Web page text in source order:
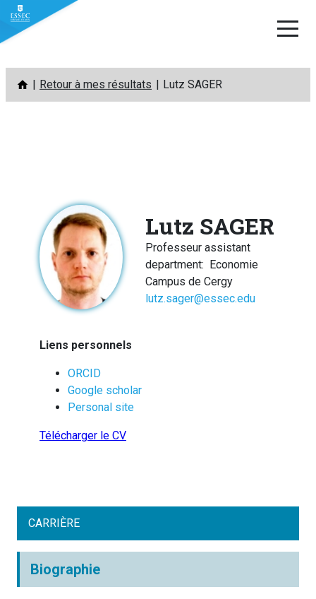
Aller
contenu
Retour à mes résultats Lutz SAGER
Lutz SAGER
Professeur assistant
department: Economie
Campus de Cergy
lutz.sager@essec.edu
Liens personnels
ORCID
Google scholar
Personal site
Télécharger le CV
CARRIÈRE
Biographie